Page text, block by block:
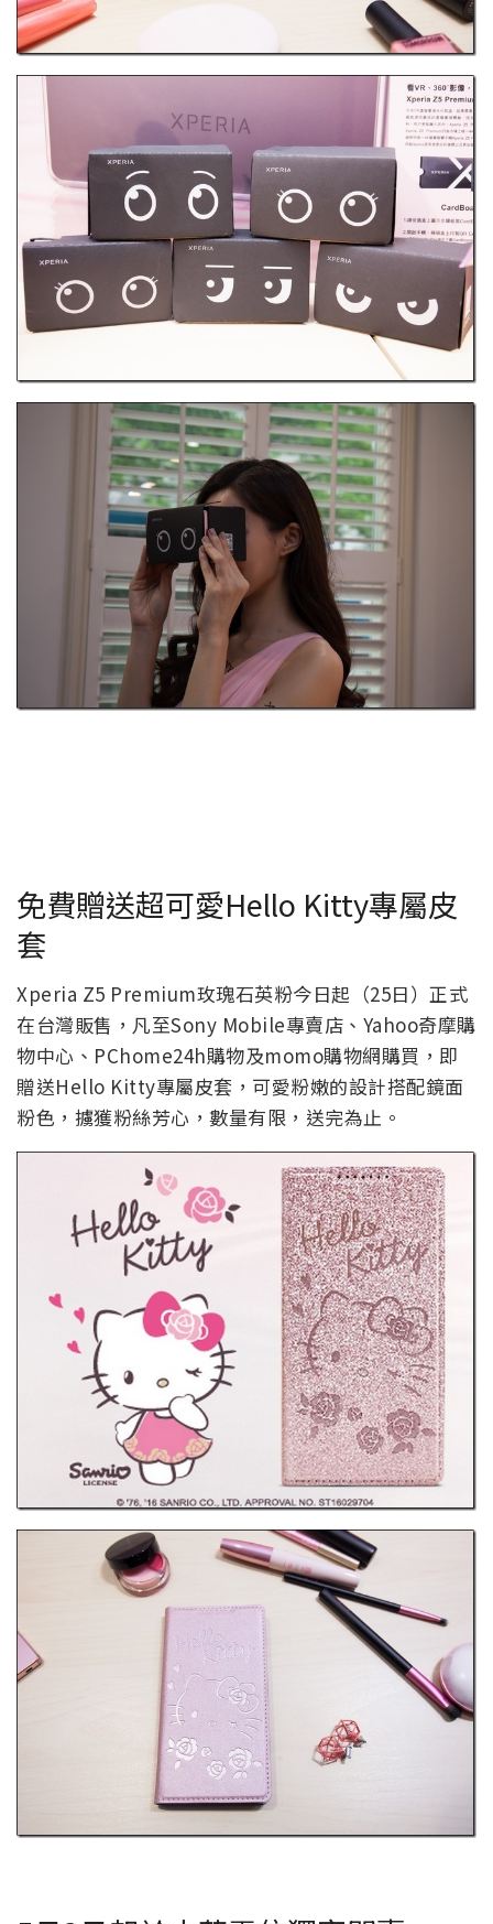
免費贈送超可愛Hello Kitty專屬皮
套
Xperia Z5 Premium玫瑰石英粉今日起（25日）正式
在台灣販售，凡至Sony Mobile專賣店、Yahoo奇摩購
物中心、PChome24h購物及momo購物網購買，即
贈送Hello Kitty專屬皮套，可愛粉嫩的設計搭配鏡面
粉色，擄獲粉絲芳心，數量有限，送完為止。